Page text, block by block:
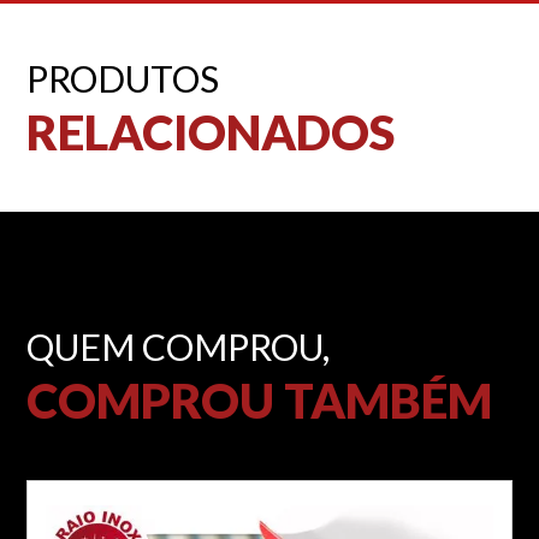
PRODUTOS
RELACIONADOS
QUEM COMPROU,
COMPROU TAMBÉM